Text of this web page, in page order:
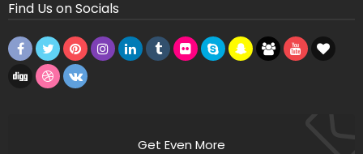
Find Us on Socials
Get Even More